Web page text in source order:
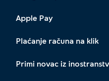
Apple Pay
Plaćanje računa na klik
Primi novac iz